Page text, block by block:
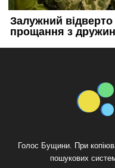
Голос Бущини. При
пошукових